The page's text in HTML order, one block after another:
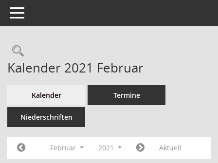
Toggle navigation
Kalender 2021 Februar
Kalender Termine
Niederschriften
Februar 2021 Aktuell